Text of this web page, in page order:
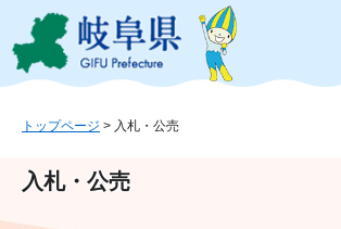
ジ
ュ
このページの本文へ
トップページ > 入札・公売
入札・公売